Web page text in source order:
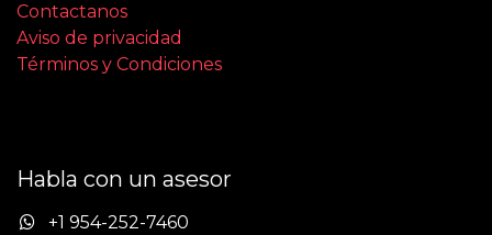
Contactanos
Aviso de privacidad
Términos y Condiciones
Habla con un asesor
+1 954-252-7460